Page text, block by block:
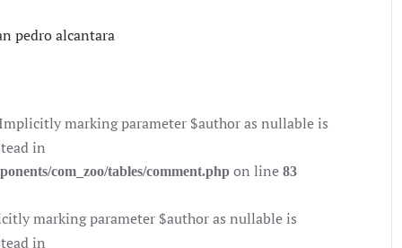
pedro alcantara
marking parameter $author as nullable is
in
com_zoo/tables/comment.php on line 83
marking parameter $author as nullable is
in